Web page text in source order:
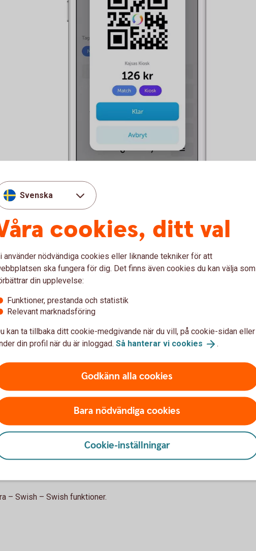
med företagsappen
till Swish Handel, får ni ett smidigare
göra flera saker:
sätt.
och läs mer omtjänsten
detta kan nigöra
rapport
– Swish – Swish funktioner.
Svenska
cookies, ditt val
använder nödvändiga cookies eller liknande tekniker för att
ska fungera för dig. Det finns även cookies du kan välja som
din upplevelse:
Funktioner, prestanda och statistik
Relevant marknadsföring
kan ta tillbaka ditt cookie-medgivande när du vill, på cookie-sidan eller
din profil när du är inloggad. Så hanterar vi cookies .
Godkänn alla cookies
Bara nödvändiga cookies
Cookie-inställningar